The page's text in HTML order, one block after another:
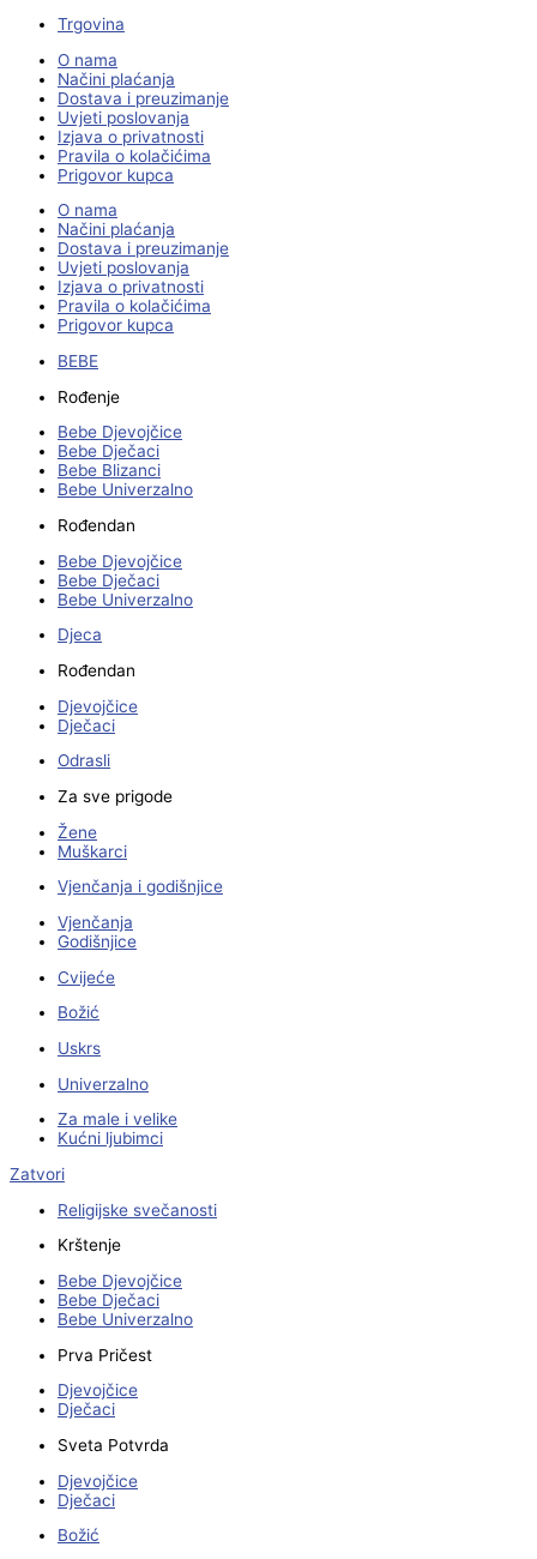
Trgovina
O nama
Načini plaćanja
Dostava i preuzimanje
Uvjeti poslovanja
Izjava o privatnosti
Pravila o kolačićima
Prigovor kupca
O nama
Načini plaćanja
Dostava i preuzimanje
Uvjeti poslovanja
Izjava o privatnosti
Pravila o kolačićima
Prigovor kupca
BEBE
Rođenje
Bebe Djevojčice
Bebe Dječaci
Bebe Blizanci
Bebe Univerzalno
Rođendan
Bebe Djevojčice
Bebe Dječaci
Bebe Univerzalno
Djeca
Rođendan
Djevojčice
Dječaci
Odrasli
Za sve prigode
Žene
Muškarci
Vjenčanja i godišnjice
Vjenčanja
Godišnjice
Cvijeće
Božić
Uskrs
Univerzalno
Za male i velike
Kućni ljubimci
Zatvori
Religijske svečanosti
Krštenje
Bebe Djevojčice
Bebe Dječaci
Bebe Univerzalno
Prva Pričest
Djevojčice
Dječaci
Sveta Potvrda
Djevojčice
Dječaci
Božić